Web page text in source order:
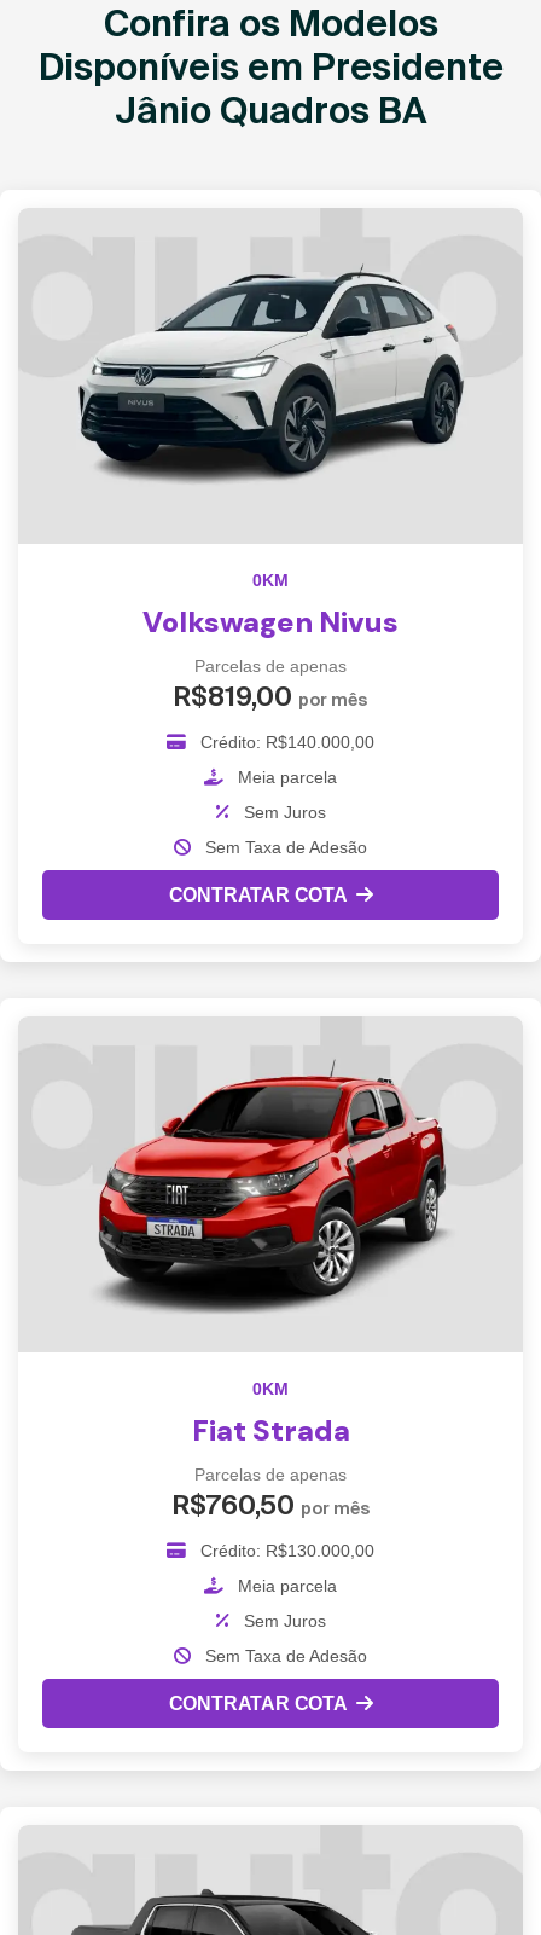
Confira os Modelos
Disponíveis em Presidente
Jânio Quadros BA
0KM
Volkswagen Nivus
Parcelas de apenas
R$819,00 por mês
Crédito: R$140.000,00
Meia parcela
Sem Juros
Sem Taxa de Adesão
CONTRATAR COTA
0KM
Fiat Strada
Parcelas de apenas
R$760,50 por mês
Crédito: R$130.000,00
Meia parcela
Sem Juros
Sem Taxa de Adesão
CONTRATAR COTA